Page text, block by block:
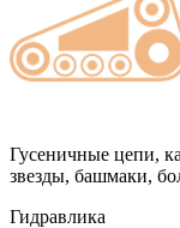
Гусеничные цепи,
звезды, башмаки,
Гидравлика